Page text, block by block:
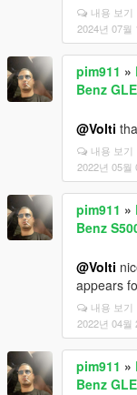
내용 보기
2024년 07월
pim911 »
Benz
@Volti
내용 보기
2022년 05월
pim911 »
Benz
@Volti
appears
내용 보기
2022년 04월
pim911 »
Benz